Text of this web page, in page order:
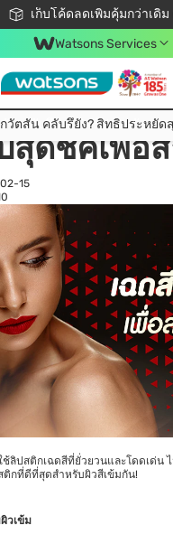
เก็บโค้ดลดเพิ่มคุ้มกว่าเดิม
ชอปออนไลน์ครั้งแรก ลดเพิ่มจุก
📦ส่งฟรี! เมื่อชอป 499
สมาชิกวัตสัน คลับดียังไ
Watsons Services
มีบัตรสมาชิกวัตสัน คลับรึยัง? สิทธิประหยัดสุดว้าวรอคุณอยู่ ชอปคุ้มกว่าเดิม คลิก!
วัตสัน คลับรึยัง? สิทธิประหยัด
สุดชิคเพื่อ
15
ลิปสติกเฉดสีที่ยั่วยวนและโดดเด่น ไ
กที่ดีที่สุดสำหรับผิวสีเข้มกัน!
วเข้ม